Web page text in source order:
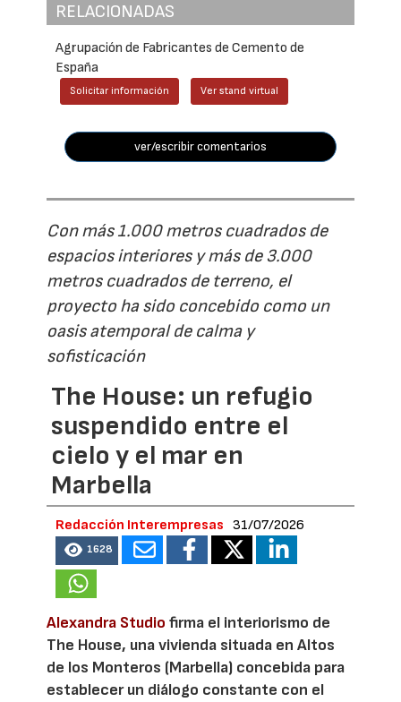
RELACIONADAS
Agrupación de Fabricantes de Cemento de
España
Solicitar información Ver stand virtual
ver/escribir comentarios
Con más 1.000 metros cuadrados de
espacios interiores y más de 3.000
metros cuadrados de terreno, el
proyecto ha sido concebido como un
oasis atemporal de calma y
sofisticación
The House: un refugio
suspendido entre el
cielo y el mar en
Marbella
Redacción Interempresas 31/07/2026
1628
Alexandra Studio firma el interiorismo de
The House, una vivienda situada en Altos
de los Monteros (Marbella) concebida para
establecer un diálogo constante con el